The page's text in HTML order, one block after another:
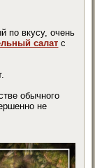
по вкусу, очень
салат с
обычного
не